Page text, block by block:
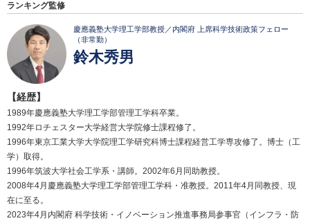
ランキング監修
慶應義塾大学理工学部教授／内閣府 上席科学技術政策フェロー
（非常勤）
鈴木秀男
【経歴】
1989年慶應義塾大学理工学部管理工学科卒業。
1992年ロチェスター大学経営大学院修士課程修了。
1996年東京工業大学大学院理工学研究科博士課程経営工学専攻修了。博士（工
学）取得。
1996年筑波大学社会工学系・講師。2002年6月同助教授。
2008年4月慶應義塾大学理工学部管理工学科・准教授。2011年4月同教授、現
在に至る。
2023年4月内閣府 科学技術・イノベーション推進事務局参事官（インフラ・防